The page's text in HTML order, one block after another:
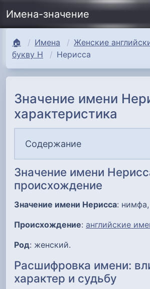
Имена-значение
🏠 Имена
Женские
букву Н
Нерисса
Значение имени
характеристика
Содержание
Значение имени
происхождение
Значение имени Нерисса:
Происхождение: английские
Род: женский.
Расшифровка имени:
характер и судьбу